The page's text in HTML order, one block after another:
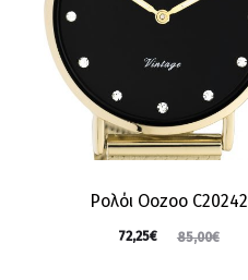
Ρολόι Oozoo C20242
85,00€
72,25€